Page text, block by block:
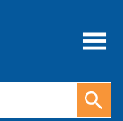
Meny